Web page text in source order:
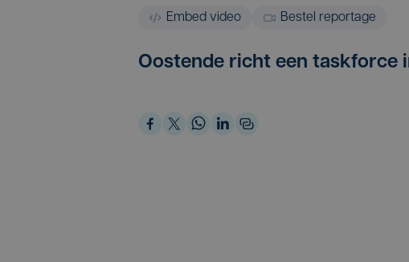
Embed video Bestel reportage
Oostende richt een taskforce